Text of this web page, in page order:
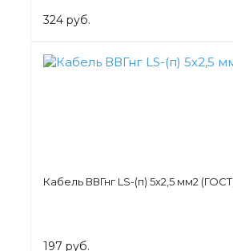
324 руб.
Кабель ВВГнг LS-(п) 5х2,5 мм2
197 руб.